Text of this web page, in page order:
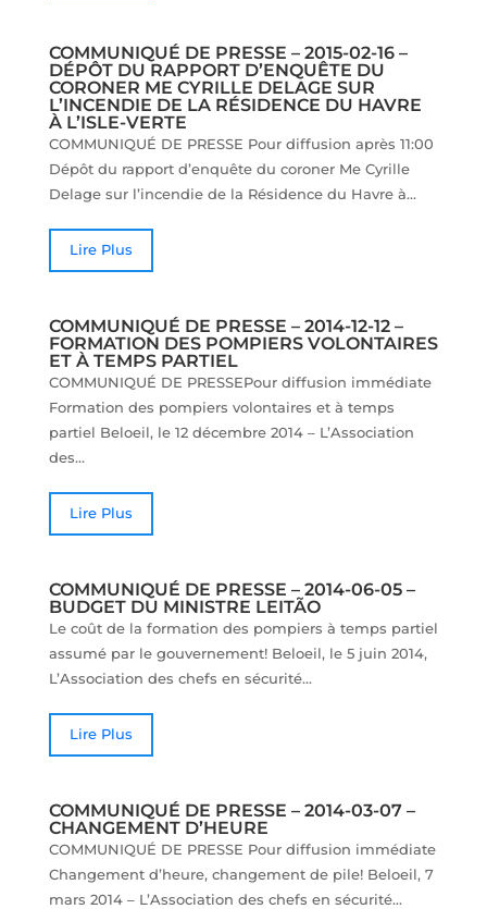
COMMUNIQUÉ DE PRESSE – 2015-02-16 –
DÉPÔT DU RAPPORT D’ENQUÊTE DU
CORONER ME CYRILLE DELAGE SUR
L’INCENDIE DE LA RÉSIDENCE DU HAVRE
À L’ISLE-VERTE
COMMUNIQUÉ DE PRESSE Pour diffusion après 11:00
Dépôt du rapport d’enquête du coroner Me Cyrille
Delage sur l’incendie de la Résidence du Havre à...
Lire Plus
COMMUNIQUÉ DE PRESSE – 2014-12-12 –
FORMATION DES POMPIERS VOLONTAIRES
ET À TEMPS PARTIEL
COMMUNIQUÉ DE PRESSEPour diffusion immédiate
Formation des pompiers volontaires et à temps
partiel Beloeil, le 12 décembre 2014 – L’Association
des...
Lire Plus
COMMUNIQUÉ DE PRESSE – 2014-06-05 –
BUDGET DU MINISTRE LEITÃO
Le coût de la formation des pompiers à temps partiel
assumé par le gouvernement! Beloeil, le 5 juin 2014,
L’Association des chefs en sécurité...
Lire Plus
COMMUNIQUÉ DE PRESSE – 2014-03-07 –
CHANGEMENT D’HEURE
COMMUNIQUÉ DE PRESSE Pour diffusion immédiate
Changement d’heure, changement de pile! Beloeil, 7
mars 2014 – L’Association des chefs en sécurité...